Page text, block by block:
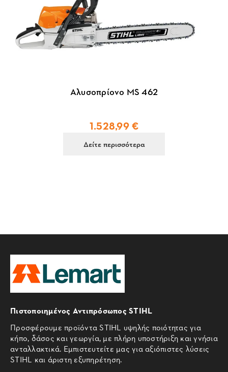
Αλυσοπρίονο MS 462
1.528,99 €
Δείτε περισσότερα
Πιστοποιημένος Αντιπρόσωπος STIHL
Προσφέρουμε προϊόντα STIHL υψηλής ποιότητας για
κήπο, δάσος και γεωργία, με πλήρη υποστήριξη και γνήσια
ανταλλακτικά. Εμπιστευτείτε μας για αξιόπιστες λύσεις
STIHL και άριστη εξυπηρέτηση.